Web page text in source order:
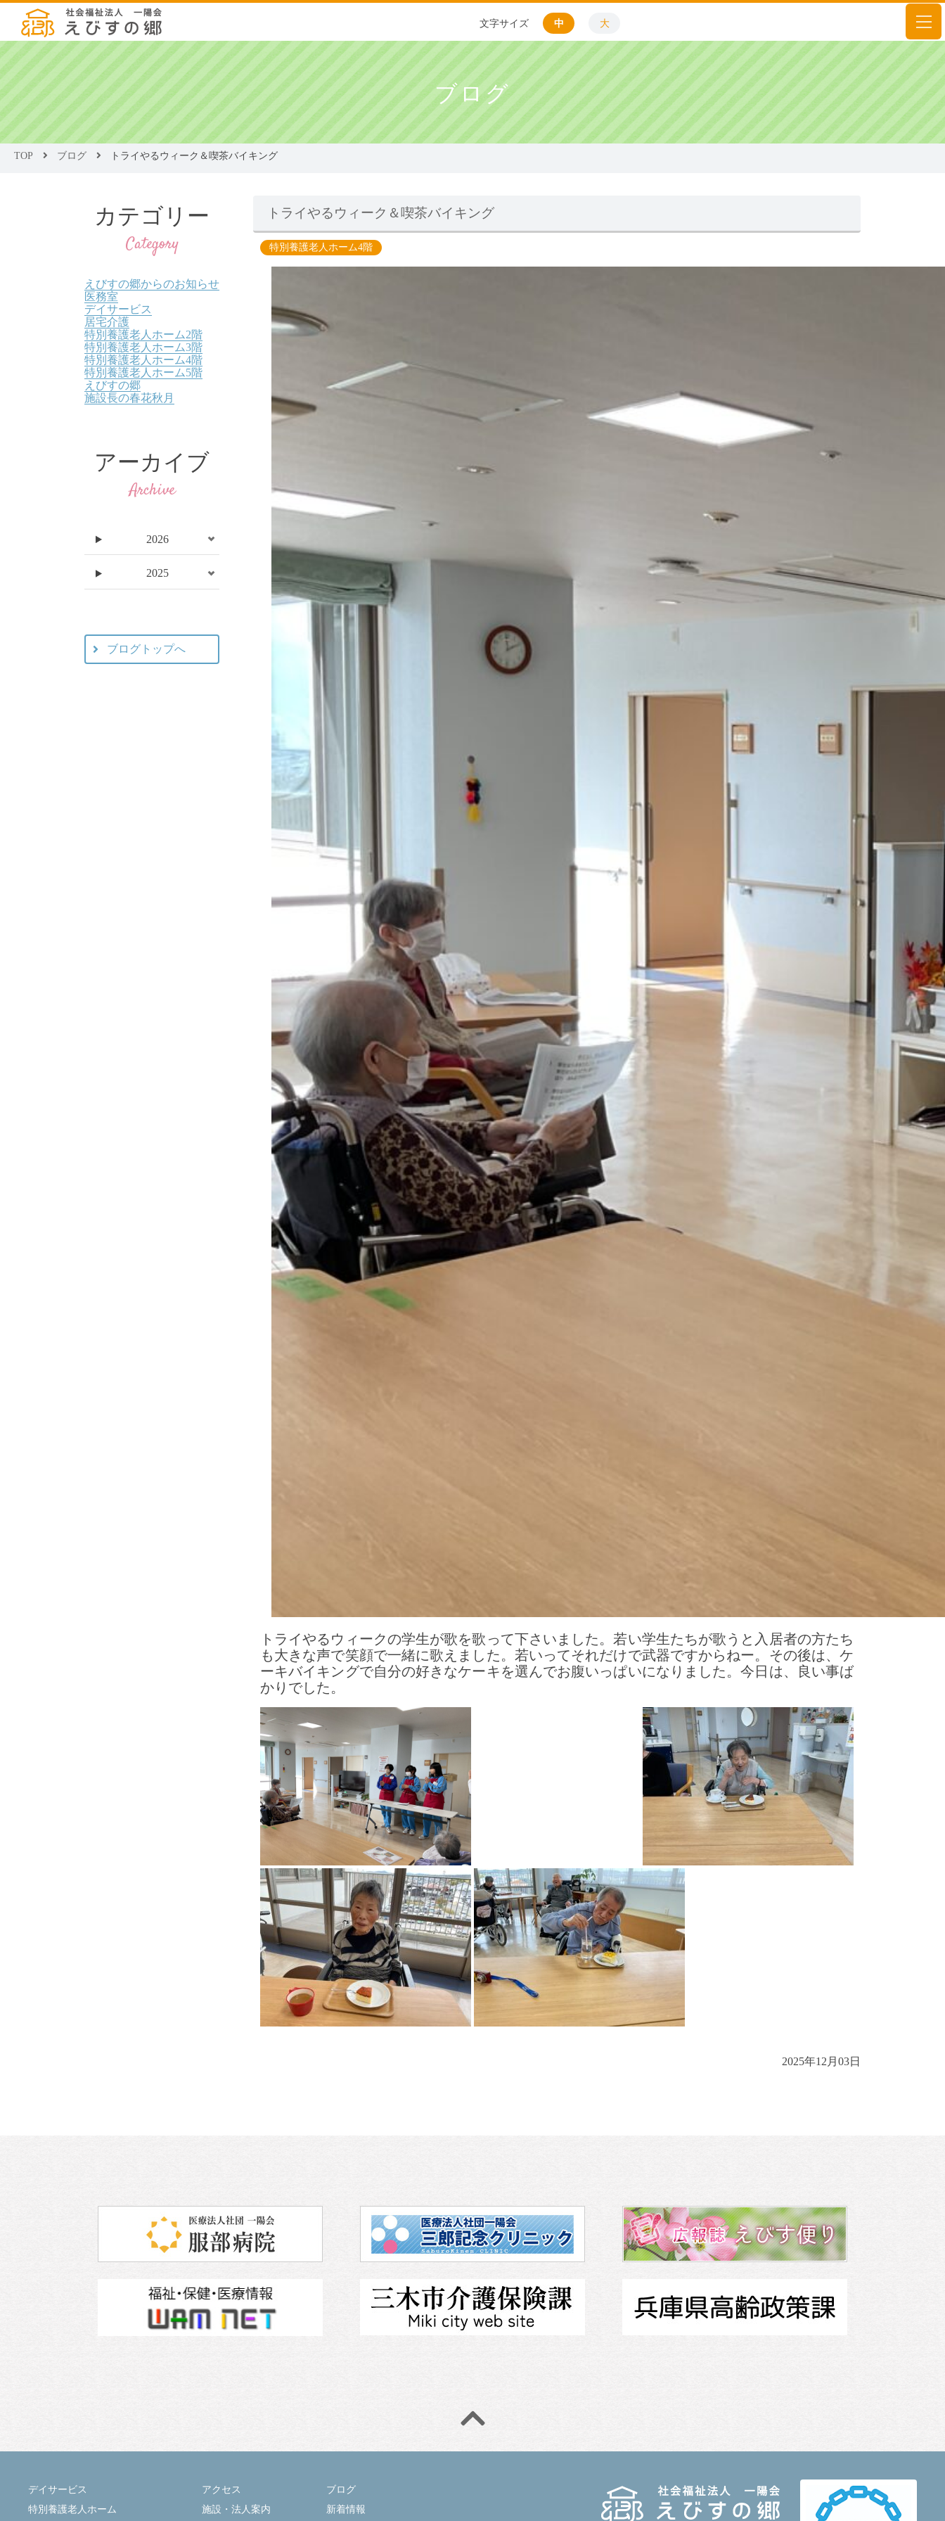
文字サイズ 中 大
ブログ
TOP ブログ トライやるウィーク＆喫茶バイキング
カテゴリー
Category
えびすの郷からのお知らせ
医務室
デイサービス
居宅介護
特別養護老人ホーム2階
特別養護老人ホーム3階
特別養護老人ホーム4階
特別養護老人ホーム5階
えびすの郷
施設長の春花秋月
アーカイブ
Archive
2026
2025
ブログトップへ
トライやるウィーク＆喫茶バイキング
特別養護老人ホーム4階
トライやるウィークの学生が歌を歌って下さいました。若い学生たちが歌うと入居者の方たち
も大きな声で笑顔で一緒に歌えました。若いってそれだけで武器ですからねー。その後は、ケ
ーキバイキングで自分の好きなケーキを選んでお腹いっぱいになりました。今日は、良い事ば
かりでした。
2025年12月03日
デイサービス
特別養護老人ホーム
アクセス
施設・法人案内
ブログ
新着情報